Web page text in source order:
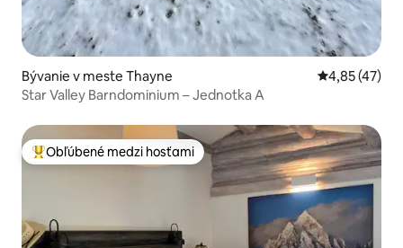
Bývanie v meste Thayne Priemerné
4,85 (47)
Star Valley Barndominium – Jednotka A
Najobľúbenejšie medzi hosťami
Obľúbené medzi hosťami